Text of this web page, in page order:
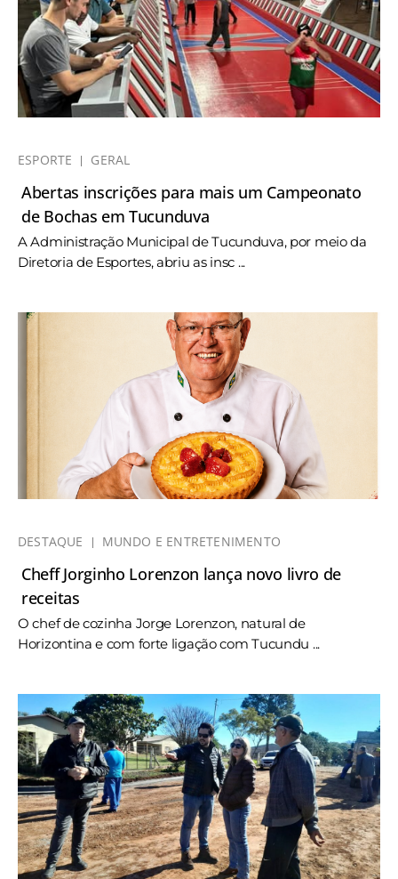
ESPORTE GERAL
Abertas inscrições para mais um Campeonato
de Bochas em Tucunduva
A Administração Municipal de Tucunduva, por meio da
Diretoria de Esportes, abriu as insc ...
DESTAQUE MUNDO E ENTRETENIMENTO
Cheff Jorginho Lorenzon lança novo livro de
receitas
O chef de cozinha Jorge Lorenzon, natural de
Horizontina e com forte ligação com Tucundu ...